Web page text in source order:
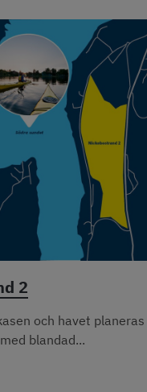
2
och havet
blandad...